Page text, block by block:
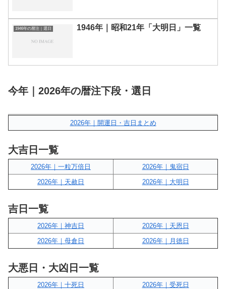
1946年の暦注｜選日 1946年｜昭和21年「大明日」一覧
今年｜2026年の暦注下段・選日
2026年｜開運日・吉日まとめ
大吉日一覧
2026年｜一粒万倍日
2026年｜鬼宿日
2026年｜天赦日
2026年｜大明日
吉日一覧
2026年｜神吉日
2026年｜天恩日
2026年｜母倉日
2026年｜月徳日
大悪日・大凶日一覧
2026年｜十死日
2026年｜受死日